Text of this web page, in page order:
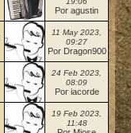
Por agustin
11 May 2023,
09:27
Por Dragon900
24 Feb 2023,
08:09
Por iacorde
19 Feb 2023,
11:48